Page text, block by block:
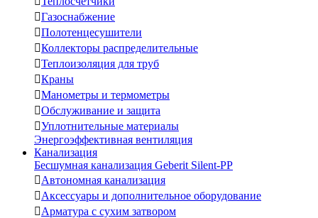
Газоснабжение
Полотенцесушители
Коллекторы распределительные
Теплоизоляция для труб
Краны
Манометры и термометры
Обслуживание и защита
Уплотнительные материалы
Энергоэффективная вентиляция
Канализация
Бесшумная канализация Geberit Silent-PP
Автономная канализация
Аксессуары и дополнительное оборудование
Арматура с сухим затвором